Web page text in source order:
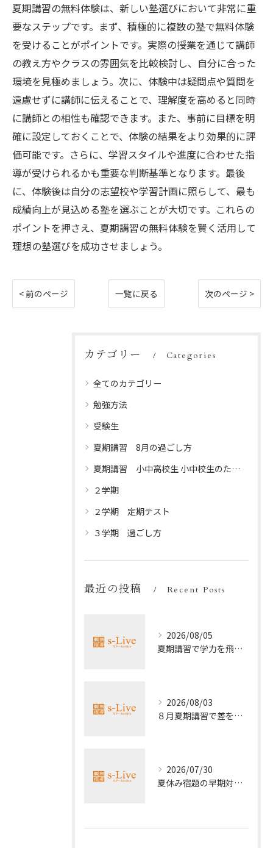
夏期講習の無料体験は、新しい塾選びにおいて非常に重
要なステップです。まず、積極的に複数の塾で無料体験
を受けることがポイントです。実際の授業を通じて講師
の教え方やクラスの雰囲気を比較検討し、自分に合った
環境を見極めましょう。次に、体験中は疑問点や質問を
遠慮せずに講師に伝えることで、理解度を高めると同時
に講師との相性も確認できます。また、事前に目標を明
確に設定しておくことで、体験の結果をより効果的に評
価可能です。さらに、学習スタイルや進度に合わせた指
導が受けられるかも重要な判断基準となります。最後
に、体験後は自分の志望校や学習計画に照らして、最も
成績向上が見込める塾を選ぶことが大切です。これらの
ポイントを押さえ、夏期講習の無料体験を賢く活用して
理想の塾選びを成功させましょう。
< 前のページ 一覧に戻る 次のページ >
カテゴリー Categories
全てのカテゴリー
勉強方法
受験生
夏期講習 8月の過ごし方
夏期講習 小中高校生 小中校生のための夏休みプログラム
２学期
２学期 定期テスト
３学期 過ごし方
最近の投稿 Recent Posts
2026/08/05
夏期講習で学力を飛躍的に上げる方法
2026/08/03
８月夏期講習で差をつける受験勉強法
2026/07/30
夏休み宿題の早期対策ポイント